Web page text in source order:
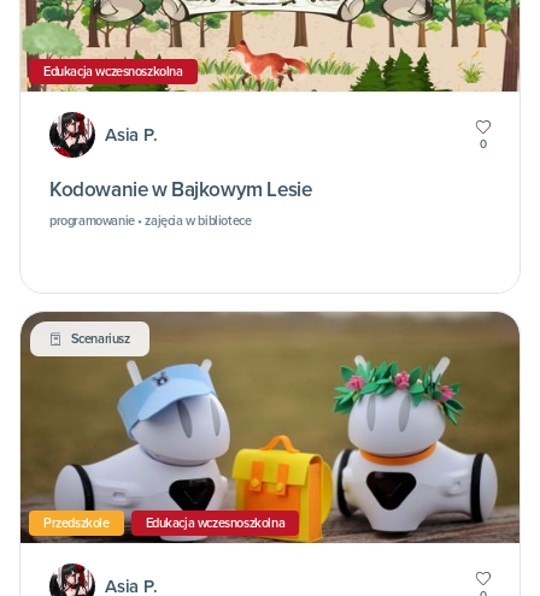
Edukacja wczesnoszkolna
Asia P. 0
Kodowanie w Bajkowym Lesie
programowanie • zajęcia w bibliotece
Scenariusz
Przedszkole Edukacja wczesnoszkolna
Asia P.